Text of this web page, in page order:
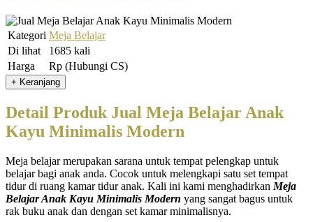
Kategori Meja Belajar
Di lihat
1685 kali
Harga
Rp (Hubungi CS)
Detail Produk Jual Meja Belajar Anak
Kayu Minimalis Modern
Meja belajar merupakan sarana untuk tempat pelengkap untuk
belajar bagi anak anda. Cocok untuk melengkapi satu set tempat
tidur di ruang kamar tidur anak. Kali ini kami menghadirkan Meja
Belajar Anak Kayu Minimalis Modern yang sangat bagus untuk
rak buku anak dan dengan set kamar minimalisnya.